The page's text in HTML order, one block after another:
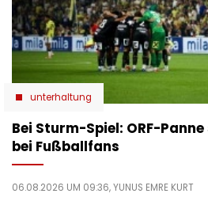
unterhaltung
Bei Sturm-Spiel: ORF-
bei Fußballfans
06.08.2026 UM 09:36,YUNUS EMRE KURT